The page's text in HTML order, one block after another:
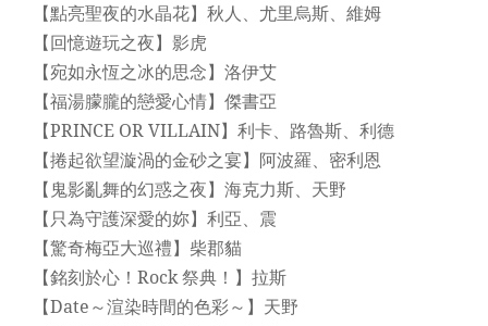
【點亮聖夜的水晶花】秋人、尤里烏斯、維姆
【回憶遊玩之夜】影虎
【宛如永恆之冰的思念】洛伊艾
【福湯朦朧的戀愛心情】傑書亞
【PRINCE OR VILLAIN】利卡、路魯斯、利德
【捲起欲望漩渦的金砂之宴】阿波羅、密利恩
【鬼影亂舞的幻惑之夜】海克力斯、天野
【只為守護深愛的妳】利亞、震
【驚奇梅亞大巡禮】柴郡貓
【銘刻於心！Rock 祭典！】拉斯
【Date～渲染時間的色彩～】天野